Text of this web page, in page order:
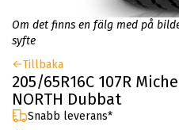
Om det finns en fälg med på
syfte
Tillbaka
205/65R16C 107R
NORTH Dubbat
Snabb leverans*